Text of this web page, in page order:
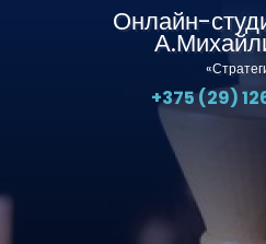
Онлайн-
+375 (29)